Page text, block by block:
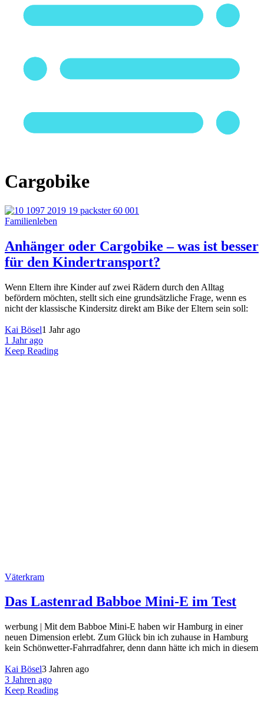
Cargobike
Familienleben
Anhänger oder Cargobike – was ist besser
für den Kindertransport?
Wenn Eltern ihre Kinder auf zwei Rädern durch den Alltag
befördern möchten, stellt sich eine grundsätzliche Frage, wenn es
nicht der klassische Kindersitz direkt am Bike der Eltern sein soll:
Kai Bösel1 Jahr ago
1 Jahr ago
Keep Reading
Väterkram
Das Lastenrad Babboe Mini-E im Test
werbung | Mit dem Babboe Mini-E haben wir Hamburg in einer
neuen Dimension erlebt. Zum Glück bin ich zuhause in Hamburg
kein Schönwetter-Fahrradfahrer, denn dann hätte ich mich in diesem
Kai Bösel3 Jahren ago
3 Jahren ago
Keep Reading